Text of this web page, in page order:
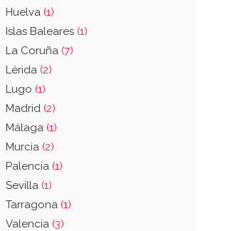
Huelva (1)
Islas Baleares (1)
La Coruña (7)
Lérida (2)
Lugo (1)
Madrid (2)
Málaga (1)
Murcia (2)
Palencia (1)
Sevilla (1)
Tarragona (1)
Valencia (3)